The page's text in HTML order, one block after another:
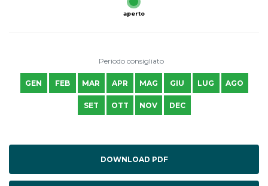
aperto
Periodo consigliato
GEN FEB MAR APR MAG GIU LUG AGO
SET OTT NOV DEC
DOWNLOAD PDF